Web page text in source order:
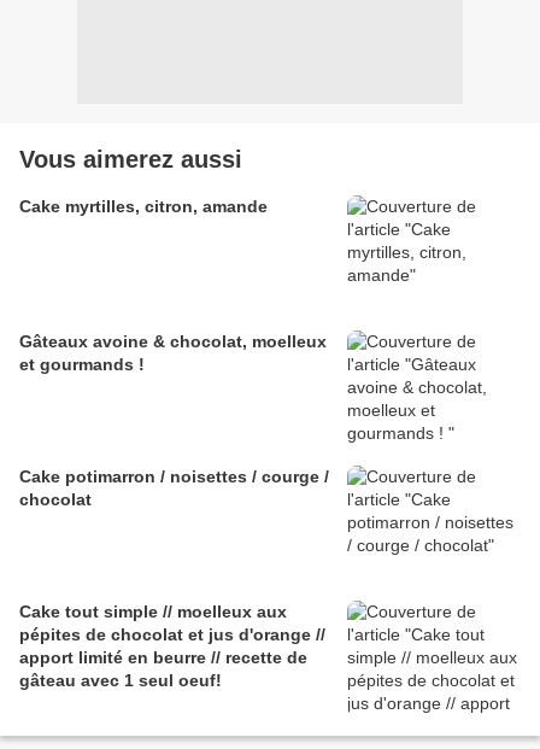
Vous aimerez aussi
Cake myrtilles, citron, amande
Gâteaux avoine & chocolat, moelleux
et gourmands !
Cake potimarron / noisettes / courge /
chocolat
Cake tout simple // moelleux aux
pépites de chocolat et jus d'orange //
apport limité en beurre // recette de
gâteau avec 1 seul oeuf!